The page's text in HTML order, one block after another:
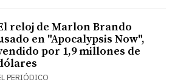
reloj de Marlon Brando
en "Apocalypsis Now",
por 1,9 millones de
PERIÓDICO